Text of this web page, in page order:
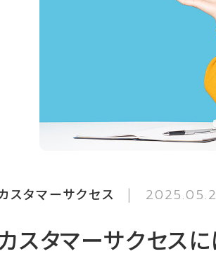
スタマーサクセス
スタマーサクセス